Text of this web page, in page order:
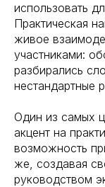
использовать
Практическая
живое
участниками:
разбирались
нестандартные
Один из самых
акцент на
возможность
же, создавая
руководством